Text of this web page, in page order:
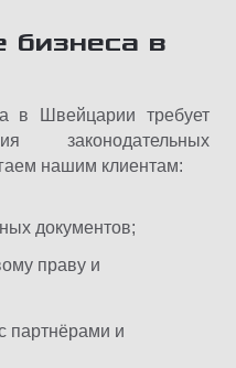
бизнеса в
в Швейцарии требует
законодательных
нашим клиентам:
документов;
праву и
партнёрами и